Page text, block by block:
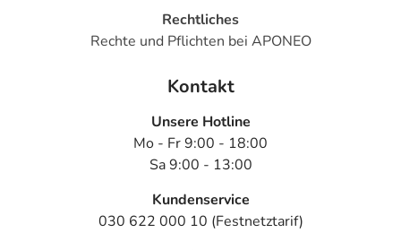
Art der Anwendung?
deren Anweisung erfolgen.
Dauer der Anwendung?
Die Anwendungsdauer richtet sich nach Art der
Beschwerde und/oder Dauer der Erkrankung und wird
Überdosierung?
Rechtliches
Rechte und Pflichten bei APONEO
Kontakt
Unsere Hotline
Mo - Fr 9:00 - 18:00
Sa 9:00 - 13:00
Kundenservice
030 622 000 10 (Festnetztarif)